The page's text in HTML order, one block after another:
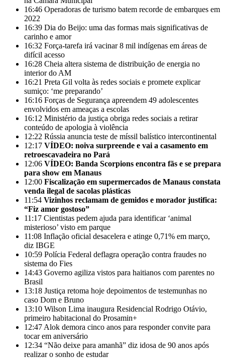
16:46 Operadoras de turismo batem recorde de embarques em
2022
16:39 Dia do Beijo: uma das formas mais significativas de
carinho e amor
16:32 Força-tarefa irá vacinar 8 mil indígenas em áreas de
difícil acesso
16:28 Cheia altera sistema de distribuição de energia no
interior do AM
16:21 Preta Gil volta às redes sociais e promete explicar
sumiço: ‘me preparando’
16:16 Forças de Segurança apreendem 49 adolescentes
envolvidos em ameaças a escolas
16:12 Ministério da justiça obriga redes sociais a retirar
conteúdo de apologia à violência
12:22 Rússia anuncia teste de míssil balístico intercontinental
12:17 VÍDEO: noiva surpreende e vai a casamento em
retroescavadeira no Pará
12:06 VÍDEO: Banda Scorpions encontra fãs e se prepara
para show em Manaus
12:00 Fiscalização em supermercados de Manaus constata
venda ilegal de sacolas plásticas
11:54 Vizinhos reclamam de gemidos e morador justifica:
“Fiz amor gostoso”
11:17 Cientistas pedem ajuda para identificar ‘animal
misterioso’ visto em parque
11:08 Inflação oficial desacelera e atinge 0,71% em março,
diz IBGE
10:59 Polícia Federal deflagra operação contra fraudes no
sistema do Fies
14:43 Governo agiliza vistos para haitianos com parentes no
Brasil
13:18 Justiça retoma hoje depoimentos de testemunhas no
caso Dom e Bruno
13:10 Wilson Lima inaugura Residencial Rodrigo Otávio,
primeiro habitacional do Prosamin+
12:47 Alok demora cinco anos para responder convite para
tocar em aniversário
12:34 “Não deixe para amanhã” diz idosa de 90 anos após
realizar o sonho de estudar